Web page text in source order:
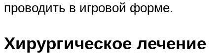
проводить в игровой форме.
Хирургическое лечение